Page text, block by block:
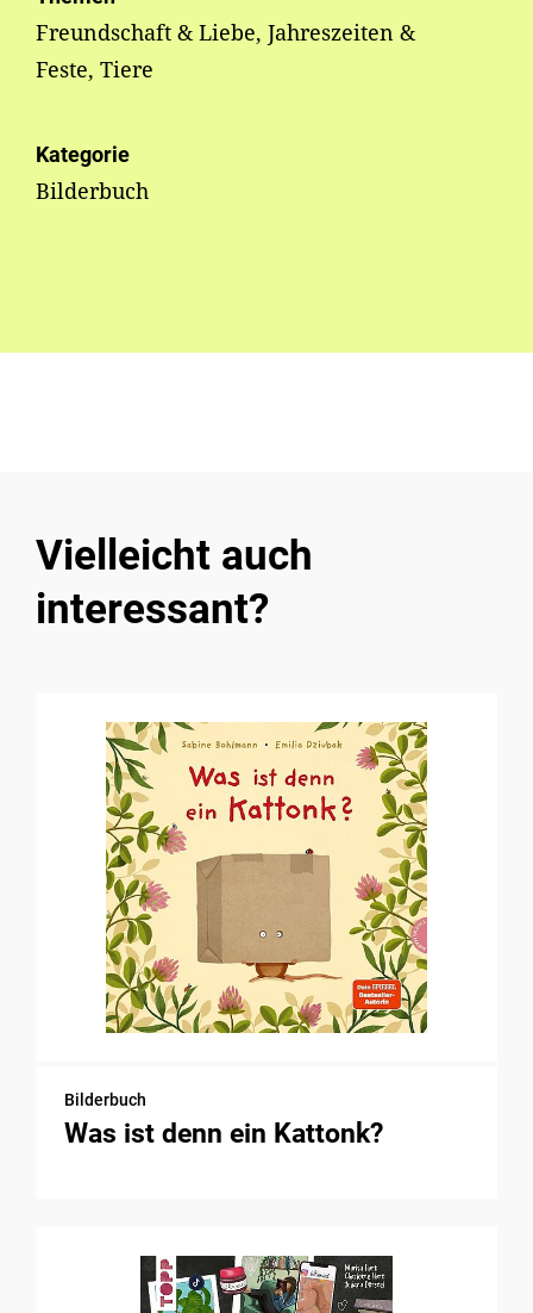
Freundschaft & Liebe, Jahreszeiten &
Feste, Tiere
Kategorie
Bilderbuch
Vielleicht auch
interessant?
Bilderbuch
Was ist denn ein Kattonk?